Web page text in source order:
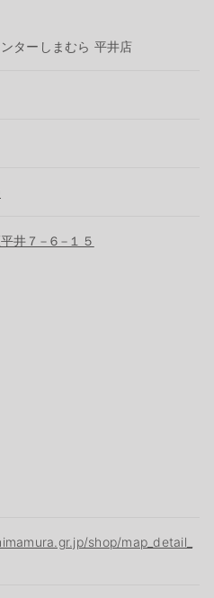
ターしまむら 平井店
井７−６−１５
shop/map_detail_